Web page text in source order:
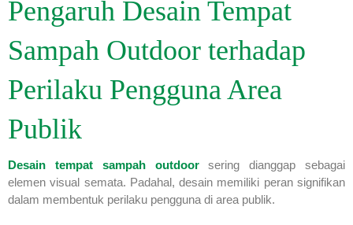
Pengaruh Desain Tempat
Sampah Outdoor terhadap
Perilaku Pengguna Area
Publik
Desain tempat sampah outdoorsering dianggap sebagai
elemen visual semata. Padahal, desain memiliki peran signifikan
dalam membentuk perilaku pengguna di area publik.